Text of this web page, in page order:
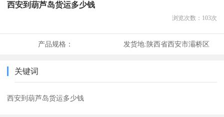
西安到葫芦岛货运多少钱
浏览次数： 103次
产品规格： 发货地:陕西省西安市灞桥区
关键词
西安到葫芦岛货运多少钱